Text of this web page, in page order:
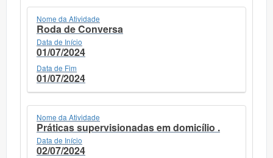
Nome da Atividade
Roda de Conversa
Data de Início
01/07/2024
Data de Fim
01/07/2024
Nome da Atividade
Práticas supervisionadas em domicílio .
Data de Início
02/07/2024